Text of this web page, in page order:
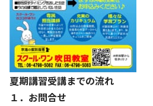
夏期講習受講までの流れ
１．お問合せ